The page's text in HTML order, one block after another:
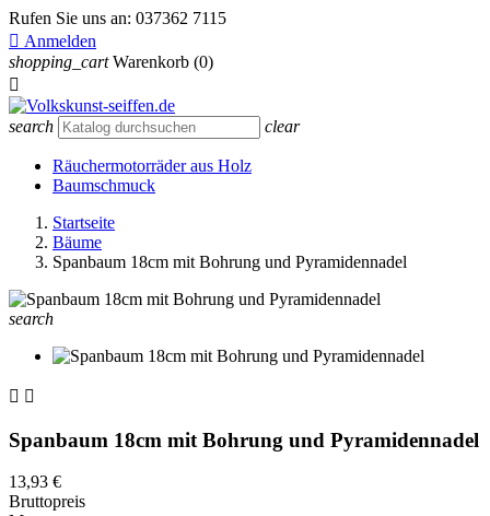
Rufen Sie uns an: 037362 7115
 Anmelden
shopping_cart Warenkorb (0)

search clear
Räuchermotorräder aus Holz
Baumschmuck
Startseite
Bäume
Spanbaum 18cm mit Bohrung und Pyramidennadel
search
 
Spanbaum 18cm mit Bohrung und Pyramidennadel
13,93 €
Bruttopreis